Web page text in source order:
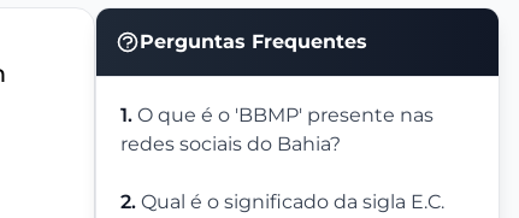
Perguntas Frequentes
1. O que é o 'BBMP' presente nas
redes sociais do Bahia?
2. Qual é o significado da sigla E.C.